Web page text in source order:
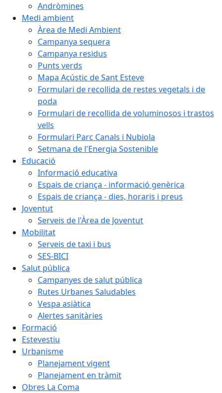
Andròmines
Medi ambient
Àrea de Medi Ambient
Campanya sequera
Campanya residus
Punts verds
Mapa Acústic de Sant Esteve
Formulari de recollida de restes vegetals i de
poda
Formulari de recollida de voluminosos i trastos
vells
Formulari Parc Canals i Nubiola
Setmana de l'Energia Sostenible
Educació
Informació educativa
Espais de criança - informació genèrica
Espais de criança - dies, horaris i preus
Joventut
Serveis de l'Àrea de Joventut
Mobilitat
Serveis de taxi i bus
SES-BICI
Salut pública
Campanyes de salut pública
Rutes Urbanes Saludables
Vespa asiàtica
Alertes sanitàries
Formació
Estevestiu
Urbanisme
Planejament vigent
Planejament en tràmit
Obres La Coma